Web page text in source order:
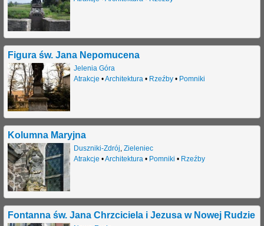
Figura św. Jana Nepomucena
Jelenia Góra
Atrakcje •Architektura• Rzeźby• Pomniki
Kolumna Maryjna
Duszniki-Zdrój, Zieleniec
Atrakcje •Architektura• Pomniki • Rzeźby
Fontanna św. Jana Chrzciciela i Jezusa w Nowej Rudzie